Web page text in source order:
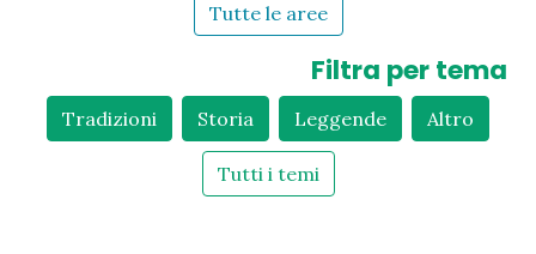
Tutte le aree
Filtra per tema
Tradizioni Storia Leggende Altro
Tutti i temi